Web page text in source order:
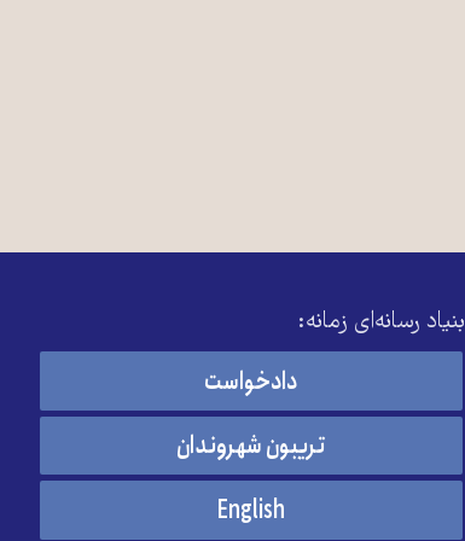
بنیاد رسانه‌ای زمانه:
دادخواست
تریبون شهروندان
English